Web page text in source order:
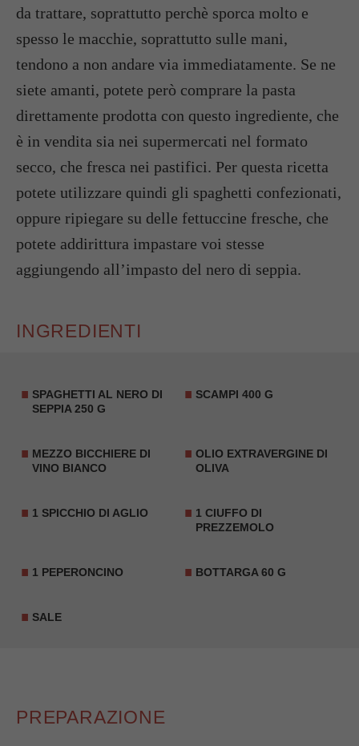
da trattare, soprattutto perchè sporca molto e
spesso le macchie, soprattutto sulle mani,
tendono a non andare via immediatamente. Se ne
siete amanti, potete però comprare la pasta
direttamente prodotta con questo ingrediente, che
è in vendita sia nei supermercati nel formato
secco, che fresca nei pastifici. Per questa ricetta
potete utilizzare quindi gli spaghetti confezionati,
oppure ripiegare su delle fettuccine fresche, che
potete addirittura impastare voi stesse
aggiungendo all’impasto del nero di seppia.
INGREDIENTI
SPAGHETTI AL NERO DI
SEPPIA 250 G
SCAMPI 400 G
MEZZO BICCHIERE DI
VINO BIANCO
OLIO EXTRAVERGINE DI
OLIVA
1 SPICCHIO DI AGLIO
1 CIUFFO DI
PREZZEMOLO
1 PEPERONCINO BOTTARGA 60 G
SALE
PREPARAZIONE